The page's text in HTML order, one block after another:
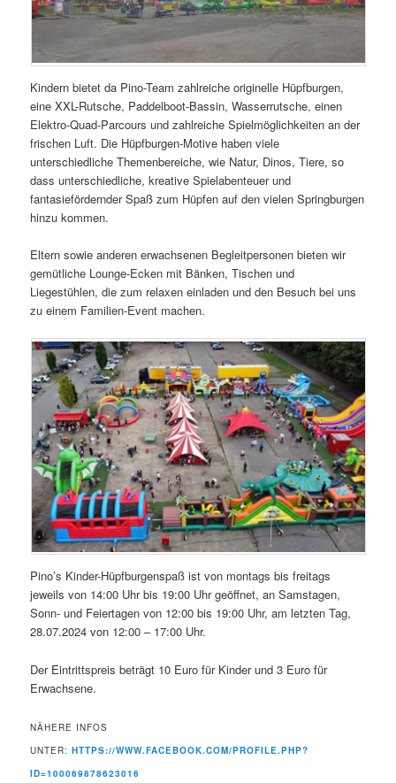
Kindern bietet da Pino-Team zahlreiche originelle Hüpfburgen,
eine XXL-Rutsche, Paddelboot-Bassin, Wasserrutsche, einen
Elektro-Quad-Parcours und zahlreiche Spielmöglichkeiten an der
frischen Luft. Die Hüpfburgen-Motive haben viele
unterschiedliche Themenbereiche, wie Natur, Dinos, Tiere, so
dass unterschiedliche, kreative Spielabenteuer und
fantasiefördernder Spaß zum Hüpfen auf den vielen Springburgen
hinzu kommen.
Eltern sowie anderen erwachsenen Begleitpersonen bieten wir
gemütliche Lounge-Ecken mit Bänken, Tischen und
Liegestühlen, die zum relaxen einladen und den Besuch bei uns
zu einem Familien-Event machen.
Pino’s Kinder-Hüpfburgenspaß ist von montags bis freitags
jeweils von 14:00 Uhr bis 19:00 Uhr geöffnet, an Samstagen,
Sonn- und Feiertagen von 12:00 bis 19:00 Uhr, am letzten Tag,
28.07.2024 von 12:00 – 17:00 Uhr.
Der Eintrittspreis beträgt 10 Euro für Kinder und 3 Euro für
Erwachsene.
NÄHERE INFOS
UNTER:HTTPS://WWW.FACEBOOK.COM/PROFILE.PHP?
ID=100069878623016